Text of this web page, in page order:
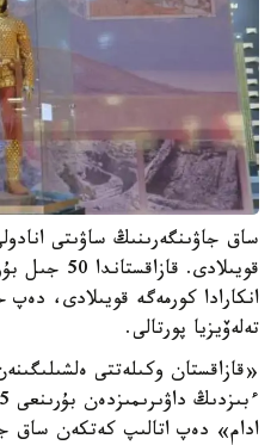
ساق جاۋىنگەرىنىڭ ساۋىتى
قويىلادى.
انكارادا كورمەگە قويىلادى، دەپ
تەلەۆيزيا پورتالى.
«قازاقستان وكىلەتتى
ادام» دەپ اتالىپ كەتكەن ساق